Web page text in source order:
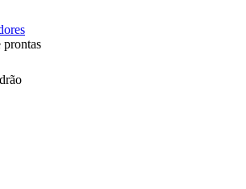
prontas